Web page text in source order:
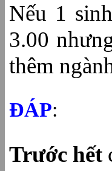
Nếu 1
3.00
thêm
ĐÁP:
Trước hết